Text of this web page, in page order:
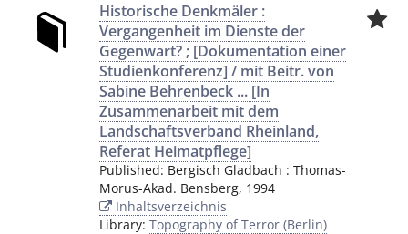
Historische Denkmäler :
Vergangenheit im Dienste der
Gegenwart? ; [Dokumentation einer
Studienkonferenz] / mit Beitr. von
Sabine Behrenbeck ... [In
Zusammenarbeit mit dem
Landschaftsverband Rheinland,
Referat Heimatpflege]
Published: Bergisch Gladbach : Thomas-
Morus-Akad. Bensberg, 1994
Inhaltsverzeichnis
Library: Topography of Terror (Berlin)